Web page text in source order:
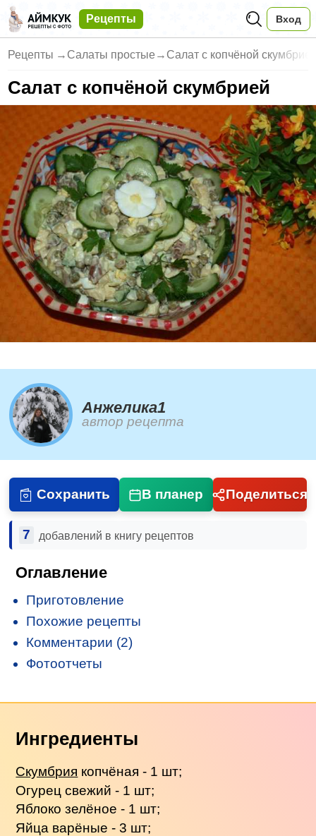
Рецепты Вход
Рецепты → Салаты простые → Салат с копчёной
Салат с копчёной скумбрией
Анжелика1
автор рецепта
Сохранить В планер Поделиться
7 добавлений в книгу рецептов
Оглавление
Приготовление
Похожие рецепты
Комментарии (2)
Фотоотчеты
Ингредиенты
Скумбрия копчёная - 1 шт;
Огурец свежий - 1 шт;
Яблоко зелёное - 1 шт;
Яйца варёные - 3 шт;